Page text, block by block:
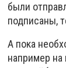
были
подписаны,
А пока
например на